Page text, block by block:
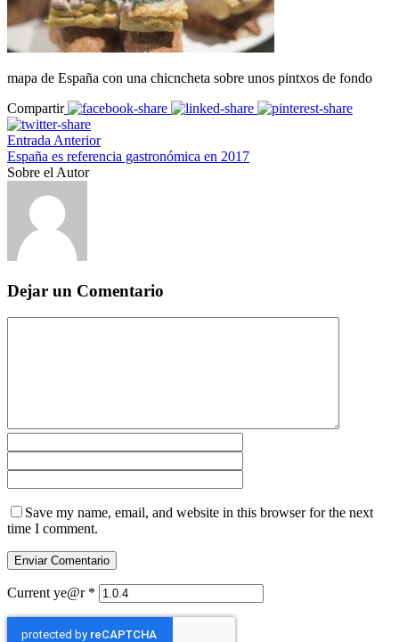
mapa de España con una chicncheta sobre unos pintxos de fondo
Compartir
Entrada Anterior
España es referencia gastronómica en 2017
Sobre el Autor
Dejar un Comentario
Save my name, email, and website in this browser for the next
time I comment.
Current ye@r *